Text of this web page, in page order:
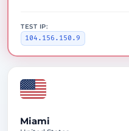
TEST IP:
104.156.150.9
Miami